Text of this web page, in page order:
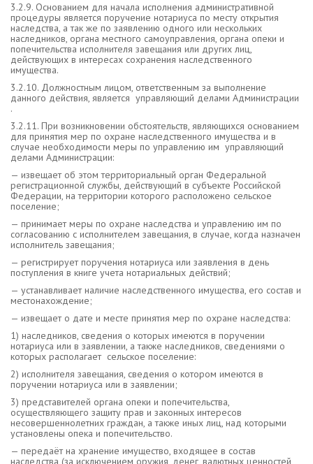
3.2.9. Основанием для начала исполнения административной
процедуры является поручение нотариуса по месту открытия
наследства, а так же по заявлению одного или нескольких
наследников, органа местного самоуправления, органа опеки и
попечительства исполнителя завещания или других лиц,
действующих в интересах сохранения наследственного
имущества.
3.2.10. Должностным лицом, ответственным за выполнение
данного действия, является управляющий делами Администрации
.
3.2.11. При возникновении обстоятельств, являющихся основанием
для принятия мер по охране наследственного имущества и в
случае необходимости меры по управлению им управляющий
делами Администрации:
— извещает об этом территориальный орган Федеральной
регистрационной службы, действующий в субъекте Российской
Федерации, на территории которого расположено сельское
поселение;
— принимает меры по охране наследства и управлению им по
согласованию с исполнителем завещания, в случае, когда назначен
исполнитель завещания;
— регистрирует поручения нотариуса или заявления в день
поступления в книге учета нотариальных действий;
— устанавливает наличие наследственного имущества, его состав и
местонахождение;
— извещает о дате и месте принятия мер по охране наследства:
1) наследников, сведения о которых имеются в поручении
нотариуса или в заявлении, а также наследников, сведениями о
которых располагает сельское поселение:
2) исполнителя завещания, сведения о котором имеются в
поручении нотариуса или в заявлении;
3) представителей органа опеки и попечительства,
осуществляющего защиту прав и законных интересов
несовершеннолетних граждан, а также иных лиц, над которыми
установлены опека и попечительство.
— передаёт на хранение имущество, входящее в состав